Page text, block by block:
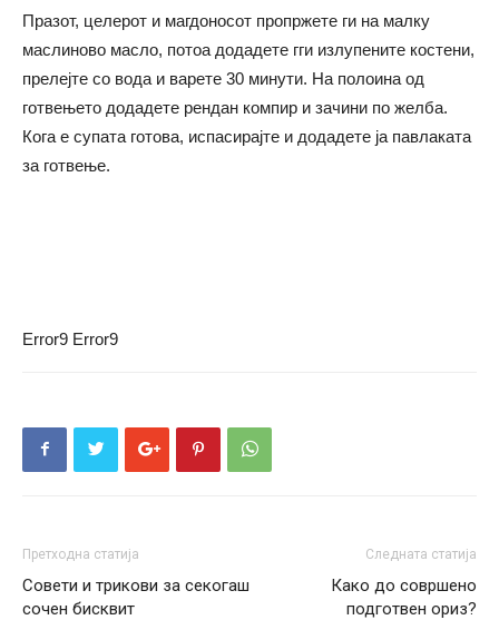
Празот, целерот и магдоносот пропржете ги на малку
маслиново масло, потоа додадете гги излупените костени,
прелејте со вода и варете 30 минути. На полоина од
готвењето додадете рендан компир и зачини по желба.
Кога е супата готова, испасирајте и додадете ја павлаката
за готвење.
Error9 Error9
Претходна статија
Совети и трикови за секогаш
сочен бисквит
Следната статија
Како до совршено
подготвен ориз?